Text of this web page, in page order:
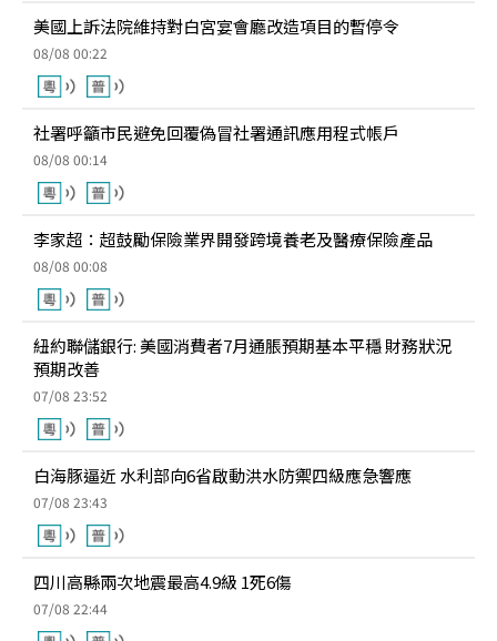
美國上訴法院維持對白宮宴會廳改造項目的暫停令
08/08 00:22
社署呼籲市民避免回覆偽冒社署通訊應用程式帳戶
08/08 00:14
李家超：超鼓勵保險業界開發跨境養老及醫療保險產品
08/08 00:08
紐約聯儲銀行: 美國消費者7月通脹預期基本平穩 財務狀況
預期改善
07/08 23:52
白海豚逼近 水利部向6省啟動洪水防禦四級應急響應
07/08 23:43
四川高縣兩次地震最高4.9級 1死6傷
07/08 22:44